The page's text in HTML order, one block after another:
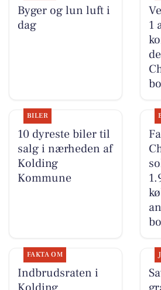
Byger og lun luft i
dag
1
BILER
10 dyreste biler til
salg i nærheden af
Kolding
Kommune
FAKTA OM
Indbrudsraten i